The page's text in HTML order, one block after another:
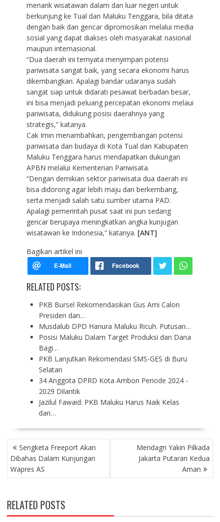
menarik wisatawan dalam dan luar negeri untuk
berkunjung ke Tual dan Maluku Tenggara, bila ditata
dengan baik dan gencar dipromosikan melalui media
sosial yang dapat diakses oleh masyarakat nasional
maupun internasional.
“Dua daerah ini ternyata menyimpan potensi
pariwisata sangat baik, yang secara ekonomi harus
dikembangkan. Apalagi bandar udaranya sudah
sangat siap untuk didarati pesawat berbadan besar,
ini bisa menjadi peluang percepatan ekonomi melaui
pariwisata, didukung posisi daerahnya yang
strategis,” katanya.
Cak Imin menambahkan, pengembangan potensi
pariwisata dan budaya di Kota Tual dan Kabupaten
Maluku Tenggara harus mendapatkan dukungan
APBN melalui Kementerian Pariwisata.
“Dengan demikian sektor pariwisata dua daerah ini
bisa didorong agar lebih maju dan berkembang,
serta menjadi salah satu sumber utama PAD.
Apalagi pemerintah pusat saat ini pun sedang
gencar berupaya meningkatkan angka kunjugan
wisatawan ke Indonesia,” katanya. [ANT]
Bagikan artikel ini
RELATED POSTS:
PKB Bursel Rekomendasikan Gus Ami Calon
Presiden dan…
Musdalub DPD Hanura Maluku Ricuh. Putusan…
Posisi Maluku Dalam Target Produksi dan Dana
Bagi…
PKB Lanjutkan Rekomendasi SMS-GES di Buru
Selatan
34 Anggota DPRD Kota Ambon Periode 2024 -
2029 Dilantik
Jazilul Fawaid: PKB Maluku Harus Naik Kelas
dan…
P
O
S
T
A
V
Sengketa Freeport Akan
Dibahas Dalam Kunjungan
Wapres AS
Mendagri Yakin Pilkada
Jakarta Putaran Kedua
Aman
RELATED POSTS